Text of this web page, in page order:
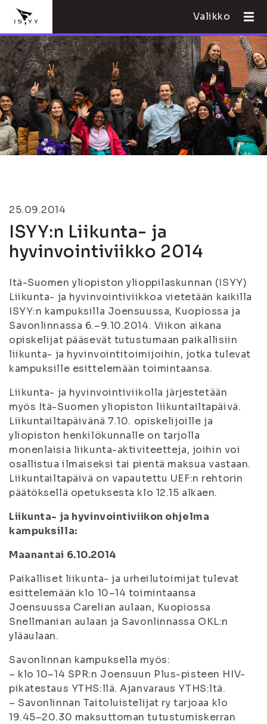
Valikko
25.09.2014
ISYY:n Liikunta- ja
hyvinvointiviikko 2014
Itä-Suomen yliopiston ylioppilaskunnan (ISYY)
Liikunta- ja hyvinvointiviikkoa vietetään kaikilla
ISYY:n kampuksilla Joensuussa, Kuopiossa ja
Savonlinnassa 6.–9.10.2014. Viikon aikana
opiskelijat pääsevät tutustumaan paikallisiin
liikunta- ja hyvinvointitoimijoihin, jotka tulevat
kampuksille esittelemään toimintaansa.
Liikunta- ja hyvinvointiviikolla järjestetään
myös Itä-Suomen yliopiston liikuntailtapäivä.
Liikuntailtapäivänä 7.10. opiskelijoille ja
yliopiston henkilökunnalle on tarjolla
monenlaisia liikunta-aktiviteetteja, joihin voi
osallistua ilmaiseksi tai pientä maksua vastaan.
Liikuntailtapäivä on vapautettu UEF:n rehtorin
päätöksellä opetuksesta klo 12.15 alkaen.
Liikunta- ja hyvinvointiviikon ohjelma
kampuksilla:
Maanantai 6.10.2014
Paikalliset liikunta- ja urheilutoimijat tulevat
esittelemään klo 10–14 toimintaansa
Joensuussa Carelian aulaan, Kuopiossa
Snellmanian aulaan ja Savonlinnassa OKL:n
yläaulaan.
Savonlinnan kampuksella myös:
– klo 10–14 SPR:n Joensuun Plus-pisteen HIV-
pikatestaus YTHS:llä. Ajanvaraus YTHS:ltä.
– Savonlinnan Taitoluistelijat ry tarjoaa klo
19.45–20.30 maksuttoman tutustumiskerran